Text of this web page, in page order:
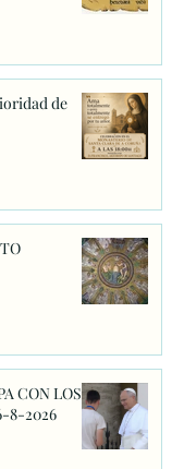
de
CON LOS
8-2026